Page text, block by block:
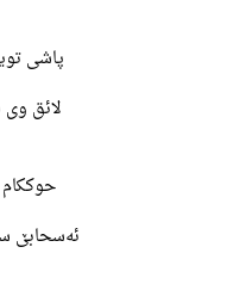
پاشی
لائق
ئەسحابێ